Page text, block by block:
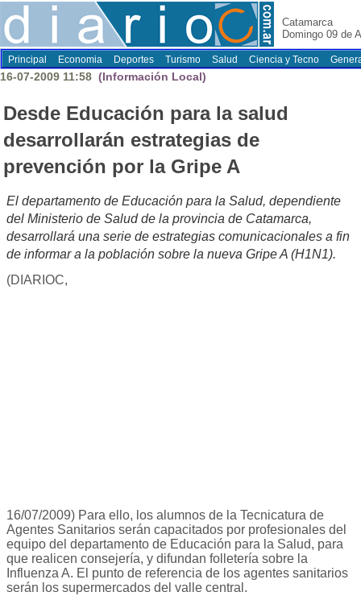
Catamarca
Domingo 09 de
Principal Economia Deportes Turismo Salud Ciencia y Tecno
16-07-2009 11:58 (Información Local)
Desde Educación para la salud
desarrollarán estrategias de
prevención por la Gripe A
El departamento de Educación para la Salud, dependiente
del Ministerio de Salud de la provincia de Catamarca,
desarrollará una serie de estrategias comunicacionales a fin
de informar a la población sobre la nueva Gripe A (H1N1).
(DIARIOC,
16/07/2009) Para ello, los alumnos de la Tecnicatura de
Agentes Sanitarios serán capacitados por profesionales del
equipo del departamento de Educación para la Salud, para
que realicen consejería, y difundan folletería sobre la
Influenza A. El punto de referencia de los agentes sanitarios
serán los supermercados del valle central.